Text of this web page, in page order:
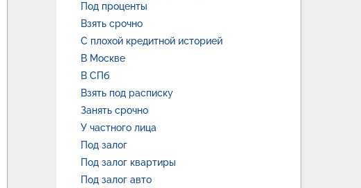
Под проценты
Взять срочно
С плохой кредитной историей
В Москве
В СПб
Взять под расписку
Занять срочно
У частного лица
Под залог
Под залог квартиры
Под залог авто